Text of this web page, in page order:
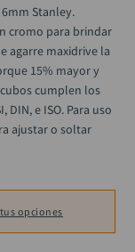
Stanley.
cromo para brindar
agarre maxidrive la
15% mayor y
cumplen los
e ISO. Para uso
ajustar o soltar
opciones